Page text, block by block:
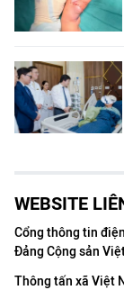
WEBSITE
Cổng thông tin
Đảng Cộng sản
Thông tấn xã Việt